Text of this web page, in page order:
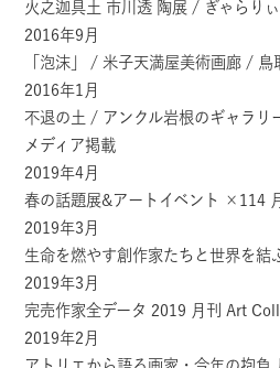
火之迦具土 市川透 陶展 / ぎゃらり
2016年9月
「泡沫」 / 米子天満屋美術画廊 / 鳥
2016年1月
不退の土 / アンクル岩根のギャラリ
メディア掲載
2019年4月
春の話題展&アートイベント ×114
2019年3月
生命を燃やす創作家たちと世界を結
2019年3月
完売作家全データ 2019 月刊 Art
2019年2月